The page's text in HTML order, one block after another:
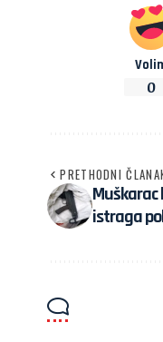
0
PRETHODNI
Muškarac
istraga